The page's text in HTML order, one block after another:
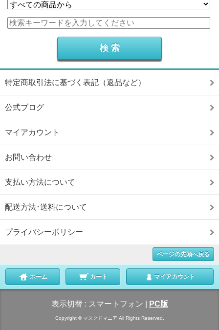
特定商取引法に基づく表記（返品など）
公式ブログ
マイアカウント
お問い合わせ
支払い方法について
配送方法･送料について
プライバシーポリシー
ページの先頭へ戻る
ホーム カート マイアカウント
表示切替 : スマートフォン PC版
Copyright © マスクドマニア All Rights Reserved.